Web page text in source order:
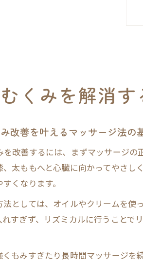
くみを解消
改善を叶えるマッサージ法の
を改善するには、まずマッサージの
、太ももへと心臓に向かってやさ
くなります。
法としては、オイルやクリームを使
れすぎず、リズミカルに行うこと
くもみすぎたり長時間マッサージを